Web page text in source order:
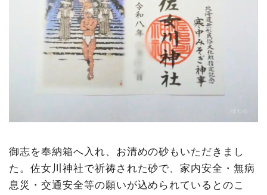
御志を奉納箱へ入れ、お清めの砂もいただきまし
た。佐女川神社で祈祷された砂で、家内安全・無病
息災・交通安全等の願いが込められているとのこ